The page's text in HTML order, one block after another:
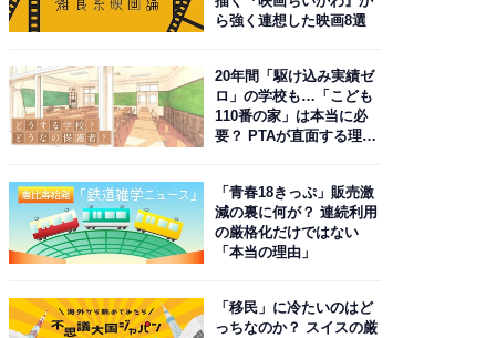
ら強く連想した映画8選
20年間「駆け込み実績ゼ
ロ」の学校も…「こども
110番の家」は本当に必
要？ PTAが直面する理想
「青春18きっぷ」販売激
減の裏に何が？ 連続利用
の厳格化だけではない
「本当の理由」
「移民」に冷たいのはど
っちなのか？ スイスの厳